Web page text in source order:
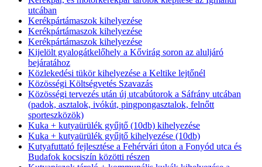
utcában
Kerékpártámaszok kihelyezése
Kerékpártámaszok kihelyezése
Kerékpártámaszok kihelyezése
Kijelölt gyalogátkelőhely a Kővirág soron az aluljáró
bejáratához
Közlekedési tükör kihelyezése a Keltike lejtőnél
Közösségi Költségvetés Szavazás
Közösségi tervezés után új utcabútorok a Sáfrány utcában
(padok, asztalok, ivókút, pingpongasztalok, felnőtt
sporteszközök)
Kuka + kutyaürülék gyűjtő (10db) kihelyezése
Kuka + kutyaürülék gyűjtő kihelyezése (10db)
Kutyafuttató fejlesztése a Fehérvári úton a Fonyód utca és
Budafok kocsiszín közötti részen